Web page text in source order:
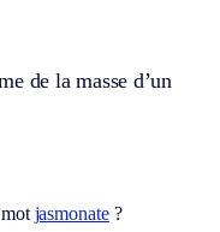
de la masse d’un
jasmonate?